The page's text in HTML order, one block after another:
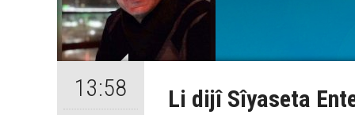
13:58 Li dijî Sîyaseta